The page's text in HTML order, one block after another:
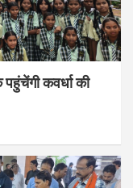
कवर्धा की